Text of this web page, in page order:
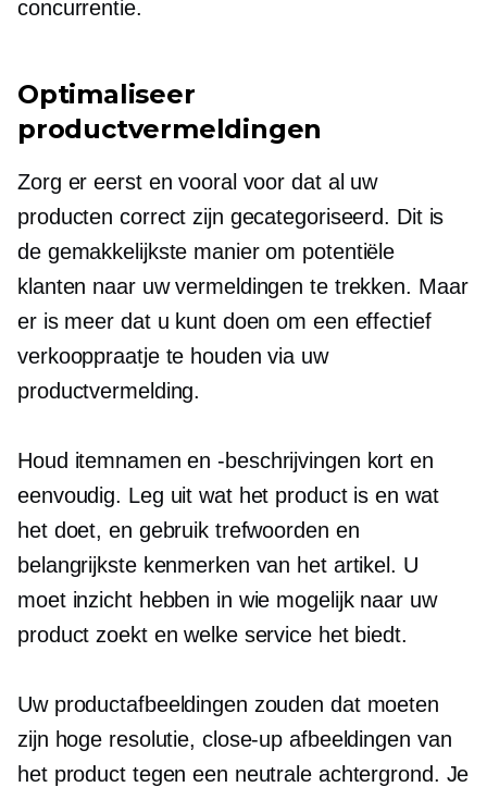
concurrentie.
Optimaliseer
productvermeldingen
Zorg er eerst en vooral voor dat al uw
producten correct zijn gecategoriseerd. Dit is
de gemakkelijkste manier om potentiële
klanten naar uw vermeldingen te trekken. Maar
er is meer dat u kunt doen om een ​​effectief
verkooppraatje te houden via uw
productvermelding.
Houd itemnamen en -beschrijvingen kort en
eenvoudig. Leg uit wat het product is en wat
het doet, en gebruik trefwoorden en
belangrijkste kenmerken van het artikel. U
moet inzicht hebben in wie mogelijk naar uw
product zoekt en welke service het biedt.
Uw productafbeeldingen zouden dat moeten
zijn hoge resolutie, close-up afbeeldingen van
het product tegen een neutrale achtergrond. Je